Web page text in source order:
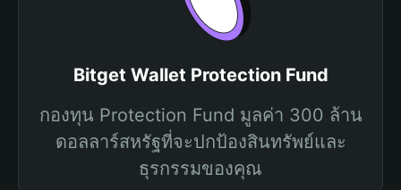
Bitget Wallet Protection Fund
กองทุน Protection Fund มูลค่า 300 ล้าน
ดอลลาร์สหรัฐที่จะปกป้องสินทรัพย์และ
ธุรกรรมของคุณ